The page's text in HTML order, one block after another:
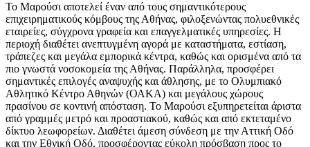
Το Μαρούσι αποτελεί έναν από τους σημαντικότερους
επιχειρηματικούς κόμβους της Αθήνας, φιλοξενώντας πολυεθνικές
εταιρείες, σύγχρονα γραφεία και επαγγελματικές υπηρεσίες. Η
περιοχή διαθέτει ανεπτυγμένη αγορά με καταστήματα, εστίαση,
τράπεζες και μεγάλα εμπορικά κέντρα, καθώς και ορισμένα από τα
πιο γνωστά νοσοκομεία της Αθήνας. Παράλληλα, προσφέρει
σημαντικές επιλογές αναψυχής και άθλησης, με το Ολυμπιακό
Αθλητικό Κέντρο Αθηνών (ΟΑΚΑ) και μεγάλους χώρους
πρασίνου σε κοντινή απόσταση. Το Μαρούσι εξυπηρετείται άριστα
από γραμμές μετρό και προαστιακού, καθώς και από εκτεταμένο
δίκτυο λεωφορείων. Διαθέτει άμεση σύνδεση με την Αττική Οδό
και την Εθνική Οδό, προσφέροντας εύκολη πρόσβαση προς το